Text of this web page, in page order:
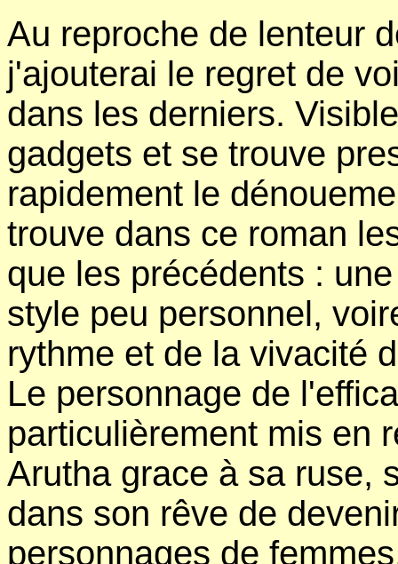
Au reproche de lenteur
j'ajouterai le regret de
dans les derniers.
gadgets et se trouve
rapidement le
trouve dans ce roman
que les précédents :
style peu personnel,
rythme et de la vivacité
Le personnage de
particulièrement mis en
Arutha grace à sa ruse,
dans son rêve de
personnages de